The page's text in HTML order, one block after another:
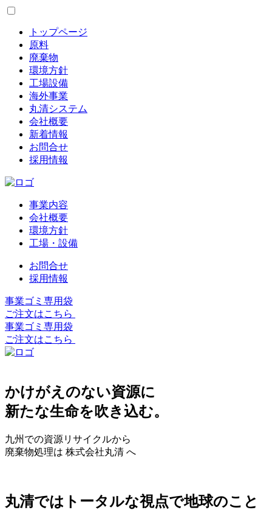
トップページ
原料
廃棄物
環境方針
工場設備
海外事業
丸清システム
会社概要
新着情報
お問合せ
採用情報
事業内容
会社概要
環境方針
工場・設備
お問合せ
採用情報
事業ゴミ専用袋
ご注文はこちら
事業ゴミ専用袋
ご注文はこちら
かけがえのない資源に
新たな生命を吹き込む。
九州での資源リサイクルから
廃棄物処理は 株式会社丸清 へ
丸清ではトータルな視点で地球のこと